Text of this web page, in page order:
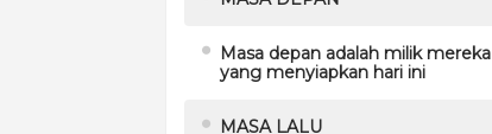
Masa depan adalah milik mereka
yang menyiapkan hari ini
MASA LALU